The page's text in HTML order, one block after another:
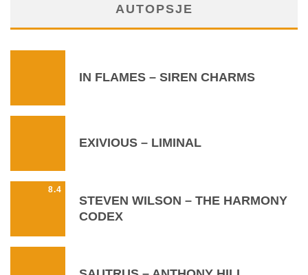
AUTOPSJE
IN FLAMES – SIREN CHARMS
EXIVIOUS – LIMINAL
8.4
STEVEN WILSON – THE HARMONY
CODEX